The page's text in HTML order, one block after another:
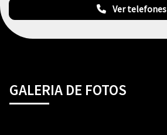
Ver telefones
GALERIA DE FOTOS